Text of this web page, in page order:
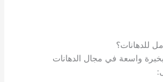
للدهانات؟
واسعة في مجال الدهانات